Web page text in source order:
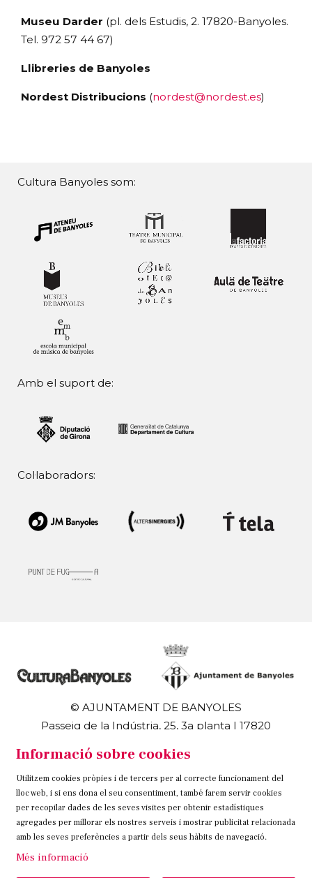
Museu Darder (pl. dels Estudis, 2. 17820-Banyoles.
Tel. 972 57 44 67)
Llibreries de Banyoles
Nordest Distribucions (nordest@nordest.es)
Cultura Banyoles som:
Amb el suport de:
Col·laboradors:
© AJUNTAMENT DE BANYOLES
Passeig de la Indústria, 25, 3a planta | 17820
972 58 18 48 | 972 57 00 50
Sitemap Avís Legal Ús de Cookies Contacteu
Link a instagram
Link a twitter
Link a facebook
Informació sobre cookies
Utilitzem cookies pròpies i de tercers per al correcte funcionament del
lloc web, i si ens dona el seu consentiment, també farem servir cookies
per recopilar dades de les seves visites per obtenir estadístiques
agregades per millorar els nostres serveis i mostrar publicitat relacionada
amb les seves preferències a partir dels seus hàbits de navegació.
Més informació